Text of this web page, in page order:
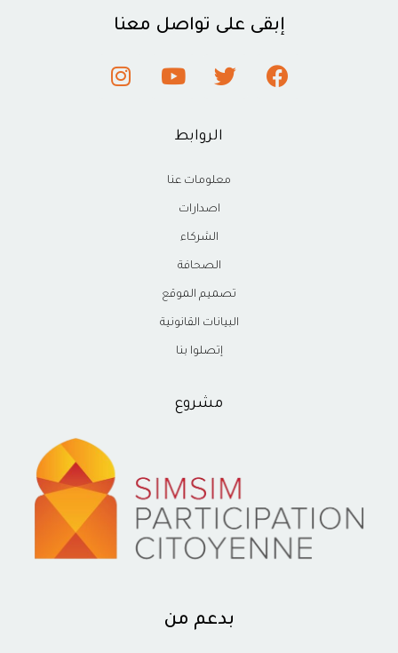
إبقى على تواصل معنا
الروابط
معلومات عنا
اصدارات
الشركاء
الصحافة
تصميم الموقع
البيانات القانونية
إتصلوا بنا
مشروع
بدعم من